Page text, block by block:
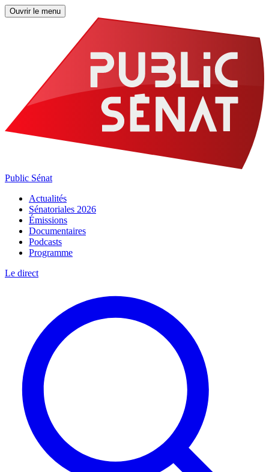
Ouvrir le menu
Public Sénat
Actualités
Sénatoriales 2026
Émissions
Documentaires
Podcasts
Programme
Le direct